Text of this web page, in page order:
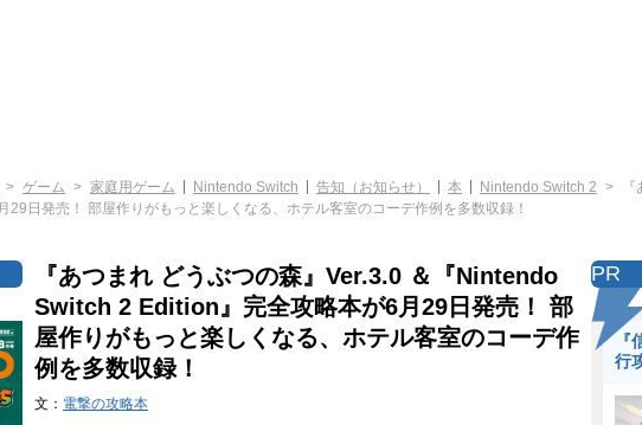
ゲーム 家庭用ゲーム Nintendo Switch 告知（お知らせ） 本 Nintendo Switch 2
29日発売！ 部屋作りがもっと楽しくなる、ホテル客室のコーデ作例を多数収録！
『あつまれ どうぶつの森』Ver.3.0 ＆『Nintendo
Switch 2 Edition』完全攻略本が6月29日発売！ 部
屋作りがもっと楽しくなる、ホテル客室のコーデ作
例を多数収録！
文： 電撃の攻略本
PR
行